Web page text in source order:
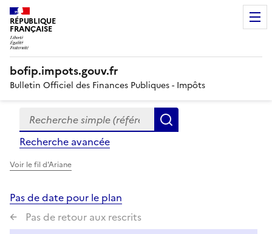
RÉPUBLIQUE
FRANÇAISE
bofip.impots.gouv.fr
Bulletin Officiel des Finances Publiques - Impôts
Formulaire
de
recherche
Recherche simple (références, mots clés, partie du
Recherche avancée
Voir le fil d'Ariane
Pas de date pour le plan
Pas de retour aux rescrits